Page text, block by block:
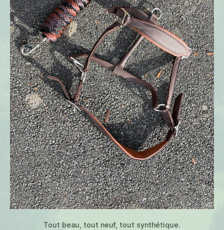
Tout beau, tout neuf, tout synthétique.